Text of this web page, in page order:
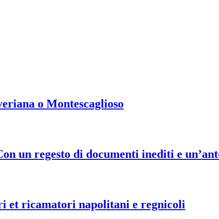
o Montescaglioso
un regesto di documenti inediti e
et ricamatori napolitani e regnicoli